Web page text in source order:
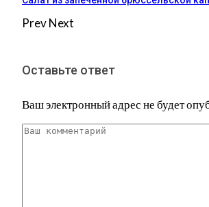
PrevNext
Оставьте ответ
Ваш электронный адрес не будет